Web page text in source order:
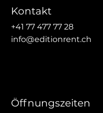
Öffnungszeiten
Kontakt
+41 77 477 77 28
info@editionrent.ch